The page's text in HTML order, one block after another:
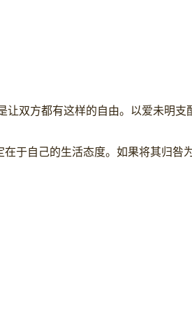
双方都有这样的自由。以爱未明支
于自己的生活态度。如果将其归咎